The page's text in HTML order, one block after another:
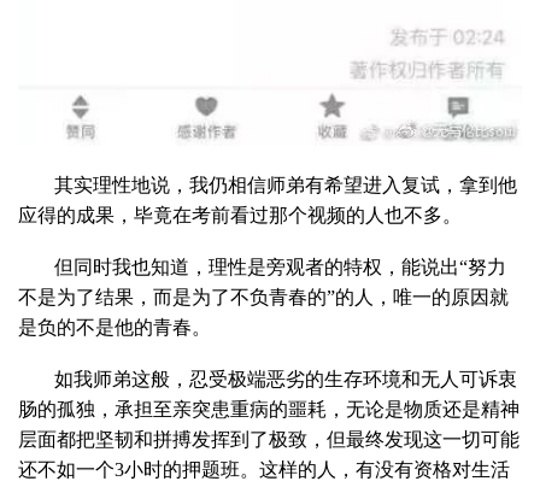
其实理性地说，我仍相信师弟有希望进入复试，拿到他
应得的成果，毕竟在考前看过那个视频的人也不多。
但同时我也知道，理性是旁观者的特权，能说出“努力
不是为了结果，而是为了不负青春的”的人，唯一的原因就
是负的不是他的青春。
如我师弟这般，忍受极端恶劣的生存环境和无人可诉衷
肠的孤独，承担至亲突患重病的噩耗，无论是物质还是精神
层面都把坚韧和拼搏发挥到了极致，但最终发现这一切可能
还不如一个3小时的押题班。这样的人，有没有资格对生活